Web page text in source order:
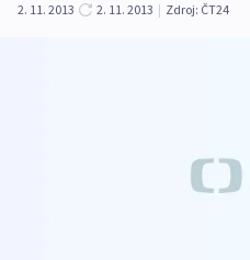
2. 11. 2013
2. 11. 2013 | Zdroj: ČT24